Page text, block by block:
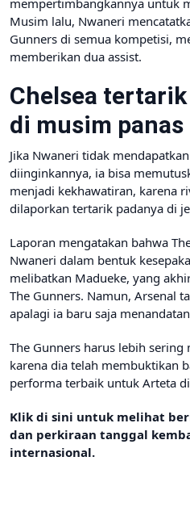
mempertimbangkannya untuk
Musim lalu, Nwaneri
Gunners di semua kompetisi,
memberikan dua assist.
Chelsea
di musim panas
Jika Nwaneri tidak
diinginkannya, ia bisa
menjadi kekhawatiran, karena
dilaporkan tertarik padanya di
Laporan mengatakan bahwa
Nwaneri dalam bentuk
melibatkan Madueke, yang
The Gunners. Namun, Arsenal
apalagi ia baru saja
The Gunners harus lebih
karena dia telah membuktikan
performa terbaik untuk Arteta
Klik di sini untuk melihat
dan perkiraan tanggal
internasional.